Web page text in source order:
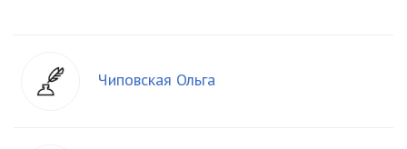
Чиповская Ольга